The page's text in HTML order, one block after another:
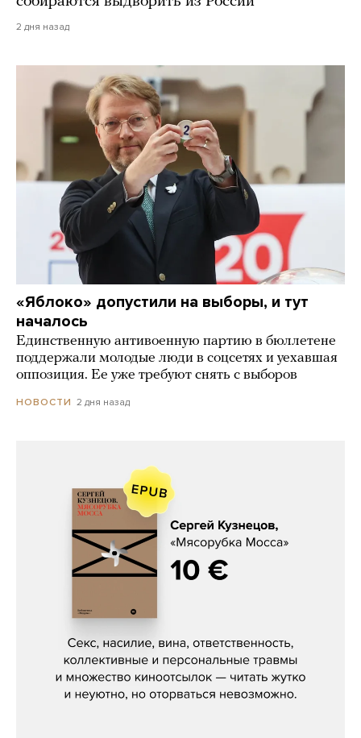
2 дня назад
«Яблоко» допустили на выборы, и тут
началось
Единственную антивоенную партию в бюллетене
поддержали молодые люди в соцсетях и уехавшая
оппозиция. Ее уже требуют снять с выборов
НОВОСТИ 2 дня назад
Сергей Кузнецов, «Мясорубка